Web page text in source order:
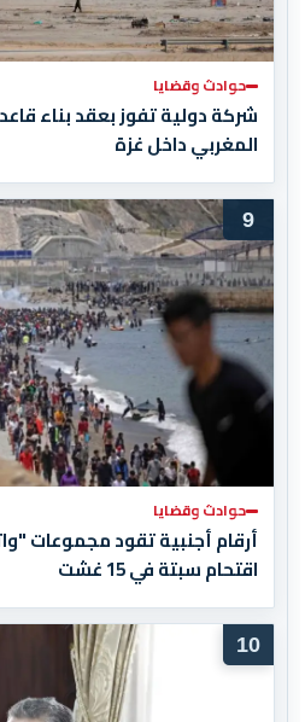
حوادث وقضايا
شركة دولية تفوز بعقد بناء
المغربي داخل غزة
9
حوادث وقضايا
أرقام أجنبية تقود مجموعات
اقتحام سبتة في 15 غشت
10